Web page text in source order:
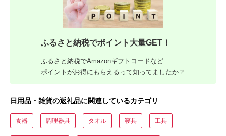
ふるさと納税でポイント大量GET！
ふるさと納税でAmazonギフトコードなど
ポイントがお得にもらえるって知ってましたか？
日用品・雑貨の返礼品に関連しているカテゴリ
食器 調理器具 タオル 寝具 工具